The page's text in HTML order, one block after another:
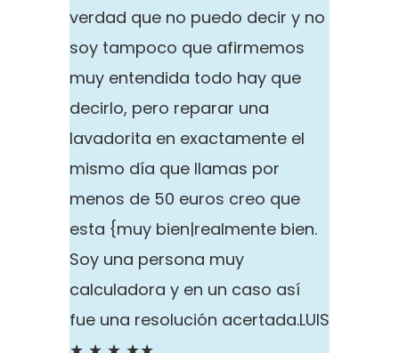
verdad que no puedo decir y no
soy tampoco que afirmemos
muy entendida todo hay que
decirlo, pero reparar una
lavadorita en exactamente el
mismo día que llamas por
menos de 50 euros creo que
esta {muy bien|realmente bien.
Soy una persona muy
calculadora y en un caso así
fue una resolución acertada.LUIS